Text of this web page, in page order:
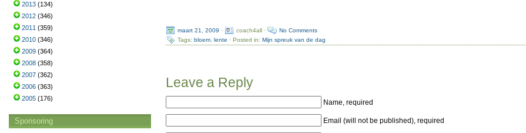
maart 21, 2009 · coach4all ·
No Comments
Tags:bloem ,lente · Posted in:Mijn spreuk van de dag
Leave a Reply
Name, required
Email (will not be published), required
2013 (134)
2012 (346)
2011 (359)
2010 (346)
2009 (364)
2008 (358)
2007 (362)
2006 (363)
2005 (176)
Sponsoring